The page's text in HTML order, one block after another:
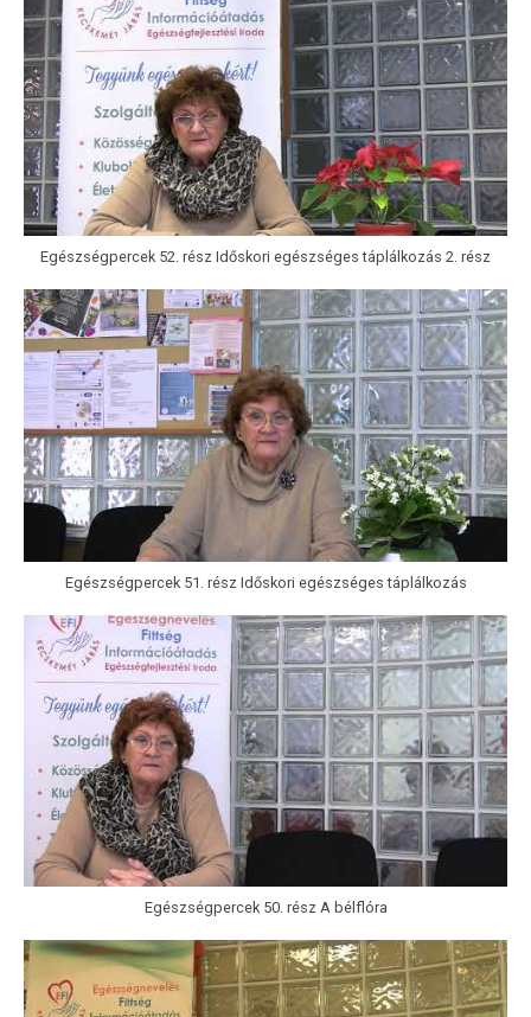
Egészségpercek 52. rész Időskori egészséges táplálkozás 2. rész
Egészségpercek 51. rész Időskori egészséges táplálkozás
Egészségpercek 50. rész A bélflóra